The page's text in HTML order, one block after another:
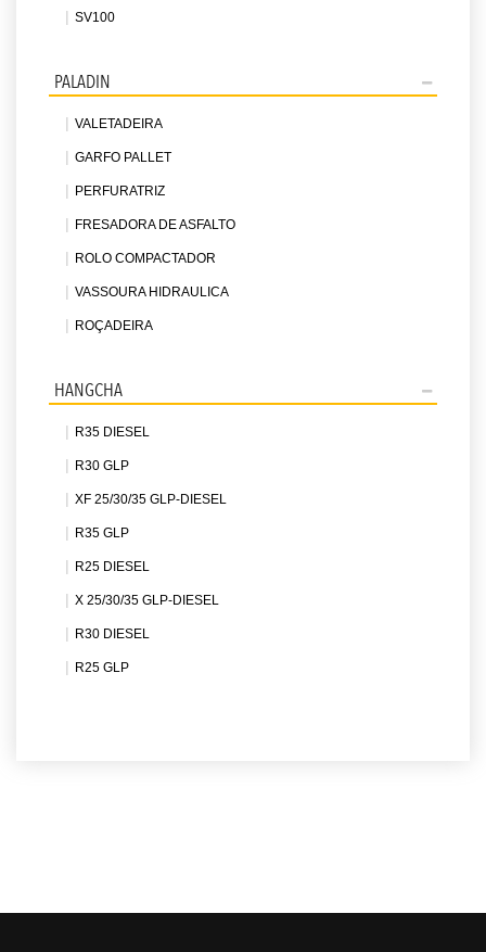
SV100
PALADIN
VALETADEIRA
GARFO PALLET
PERFURATRIZ
FRESADORA DE ASFALTO
ROLO COMPACTADOR
VASSOURA HIDRAULICA
ROÇADEIRA
HANGCHA
R35 DIESEL
R30 GLP
XF 25/30/35 GLP-DIESEL
R35 GLP
R25 DIESEL
X 25/30/35 GLP-DIESEL
R30 DIESEL
R25 GLP